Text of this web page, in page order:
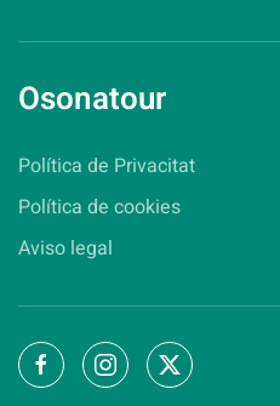
Osonatour
Política de Privacitat
Política de cookies
Aviso legal